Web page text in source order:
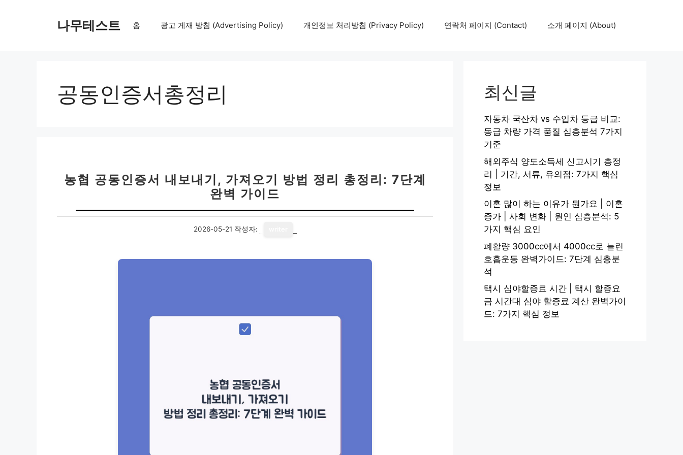
나무테스트 홈 광고 게재 방침 (Advertising Policy) 개인정보 처리방침 (Privacy Policy) 연락처 페이지 (Contact) 소개 페이지 (About)
공동인증서총정리
농협 공동인증서 내보내기, 가져오기 방법 정리 총정리: 7단계
완벽 가이드
2026-05-21 작성자:
최신글
자동차 국산차 vs 수입차 등급 비교:
동급 차량 가격 품질 심층분석 7가지
기준
해외주식 양도소득세 신고시기 총정
리 | 기간, 서류, 유의점: 7가지 핵심
정보
이혼 많이 하는 이유가 뭔가요 | 이혼
증가 | 사회 변화 | 원인 심층분석: 5
가지 핵심 요인
폐활량 3000cc에서 4000cc로 늘린
호흡운동 완벽가이드: 7단계 심층분
석
택시 심야할증료 시간 | 택시 할증요
금 시간대 심야 할증료 계산 완벽가이
드: 7가지 핵심 정보